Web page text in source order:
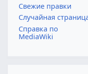
Свежие правки
Случайная
Справка по
MediaWiki